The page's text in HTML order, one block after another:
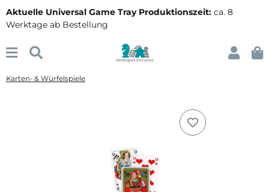
Aktuelle Universal Game Tray Produktionszeit: ca. 8
Werktage ab Bestellung
Karten- & Würfelspiele